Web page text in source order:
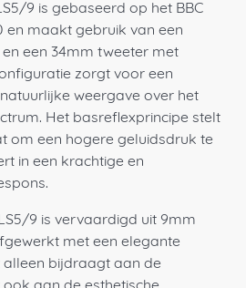
9 is gebaseerd op het BBC
en maakt gebruik van een
een 34mm tweeter met
zorgt voor een
weergave over het
Het basreflexprincipe stelt
om een hogere geluidsdruk te
in een krachtige en
9 is vervaardigd uit 9mm
met een elegante
alleen bijdraagt aan de